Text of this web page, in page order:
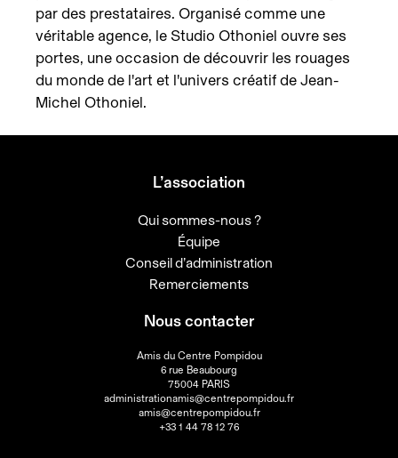
par des prestataires. Organisé comme une
véritable agence, le Studio Othoniel ouvre ses
portes, une occasion de découvrir les rouages
du monde de l'art et l'univers créatif de Jean-
Michel Othoniel.
L’association
Qui sommes-nous ?
Équipe
Conseil d’administration
Remerciements
Nous contacter
Amis du Centre Pompidou
6 rue Beaubourg
75004 PARIS
administrationamis@centrepompidou.fr
amis@centrepompidou.fr
+33 1 44 78 12 76